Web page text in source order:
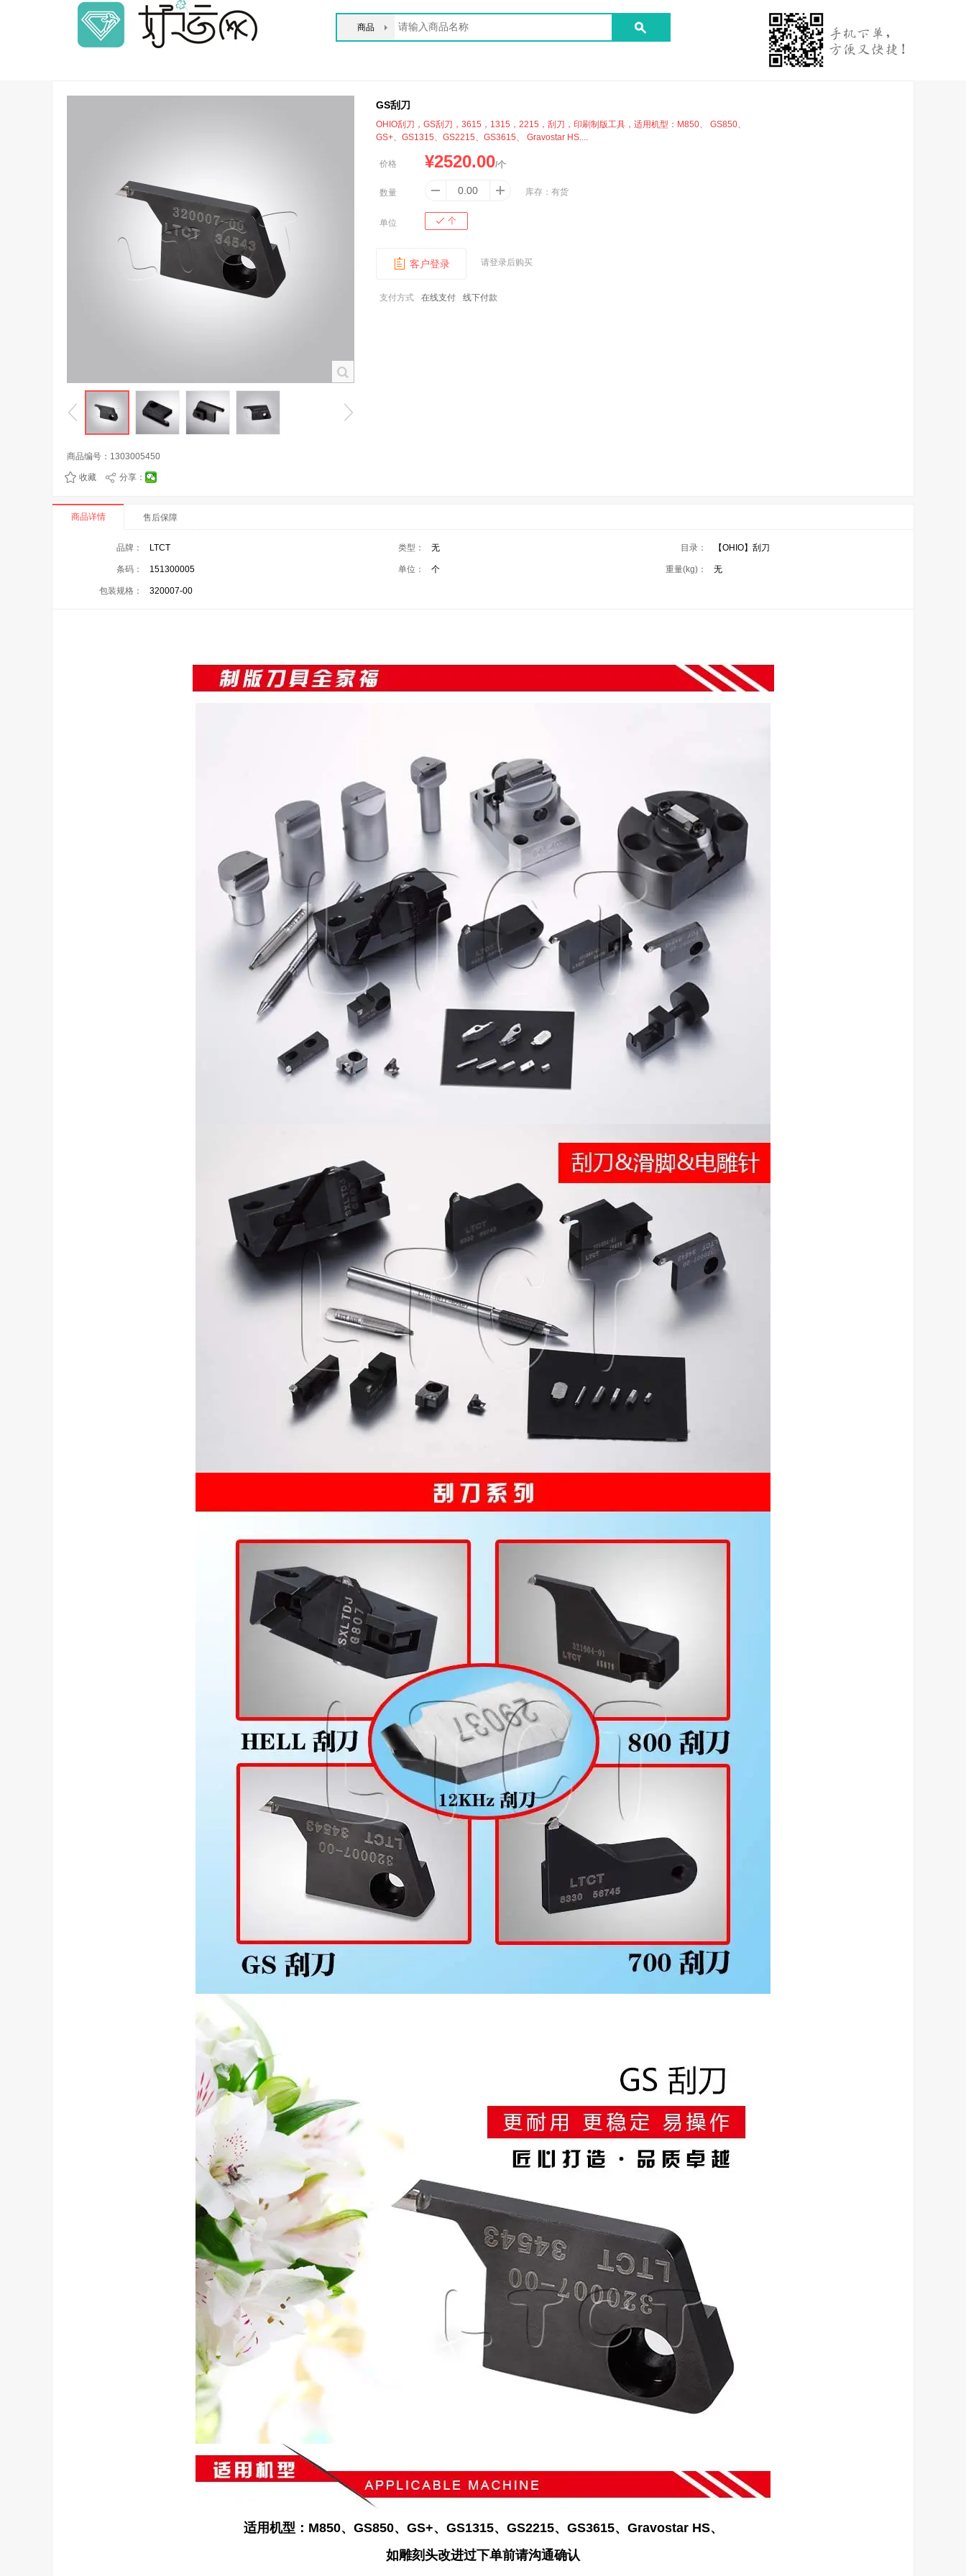
商品
商品编号： 1303005450
收藏 分享：
GS刮刀
OHIO刮刀，GS刮刀，3615，1315，2215，刮刀，印刷制版工具，适用机型：M850、 GS850、
GS+、GS1315、GS2215、GS3615、 Gravostar HS....
价格 ¥2520.00/个
数量 库存： 有货
单位 个
客户登录 请登录后购买
支付方式 在线支付 线下付款
商品详情 售后保障
品牌： LTCT 类型： 无 目录： 【OHIO】刮刀
条码： 151300005 单位： 个 重量(kg)： 无
包装规格： 320007-00
适用机型：M850、GS850、GS+、GS1315、GS2215、GS3615、Gravostar HS、
如雕刻头改进过下单前请沟通确认